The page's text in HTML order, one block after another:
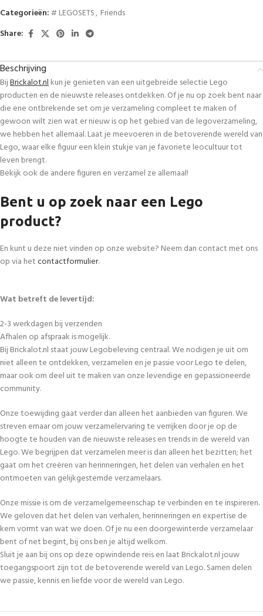
Categorieën:# LEGOSETS, Friends
Share:
Beschrijving
BijBrickalot.nlkun je genieten van een uitgebreide selectie Lego
producten en de nieuwste releases ontdekken. Of je nu op zoek bent naar
die ene ontbrekende set om je verzameling compleet te maken of
gewoon wilt zien wat er nieuw is op het gebied van de legoverzameling,
we hebben het allemaal. Laat je meevoeren in de betoverende wereld van
Lego, waar elke figuur een klein stukje van je favoriete leocultuur tot
leven brengt.
Bekijk ook de andere figuren en verzamel ze allemaal!
Bent u op zoek naar een Lego
product?
En kunt u deze niet vinden op onze website? Neem dan contact met ons
op via hetcontactformulier.
Wat betreft de levertijd:
2-3 werkdagen bij verzenden
Afhalen op afspraak is mogelijk.
Bij Brickalot.nl staat jouw Legobeleving centraal. We nodigen je uit om
niet alleen te ontdekken, verzamelen en je passie voor Lego te delen,
maar ook om deel uit te maken van onze levendige en gepassioneerde
community.
Onze toewijding gaat verder dan alleen het aanbieden van figuren. We
streven ernaar om jouw verzamelervaring te verrijken door je op de
hoogte te houden van de nieuwste releases en trends in de wereld van
Lego. We begrijpen dat verzamelen meer is dan alleen het bezitten; het
gaat om het creëren van herinneringen, het delen van verhalen en het
ontmoeten van gelijkgestemde verzamelaars.
Onze missie is om de verzamelgemeenschap te verbinden en te inspireren.
We geloven dat het delen van verhalen, herinneringen en expertise de
kern vormt van wat we doen. Of je nu een doorgewinterde verzamelaar
bent of net begint, bij ons ben je altijd welkom.
Sluit je aan bij ons op deze opwindende reis en laat Brickalot.nl jouw
toegangspoort zijn tot de betoverende wereld van Lego. Samen delen
we passie, kennis en liefde voor de wereld van Lego.